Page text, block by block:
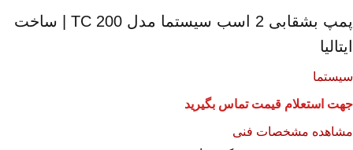
پمپ بشقابی 2 اسب سیستما مدل TC 200 | ساخت
ایتالیا
سیستما
جهت استعلام قیمت تماس بگیرید
مشاهده مشخصات فنی